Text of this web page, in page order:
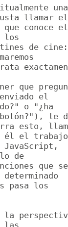
llamar
que conoce
los
de
que
el
o "¿ha
botón?"), le
esto,
él el
JavaScript,
de
que
pasa los
la
las